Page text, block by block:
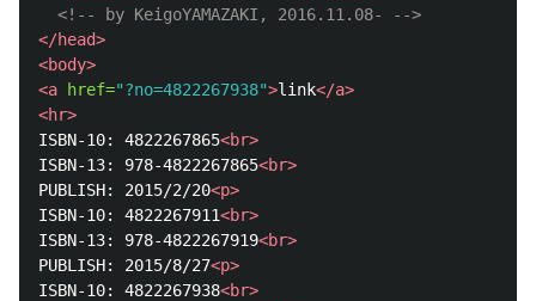
<!-- by KeigoYAMAZAKI, 2016.11.08- -->
</head>
<body>
<a
href="?no=4822267938">link</a>
<hr>
ISBN-10: 4822267865<br>
ISBN-13: 978-4822267865<br>
PUBLISH: 2015/2/20<p>
ISBN-10: 4822267911<br>
ISBN-13: 978-4822267919<br>
PUBLISH: 2015/8/27<p>
ISBN-10: 4822267938<br>